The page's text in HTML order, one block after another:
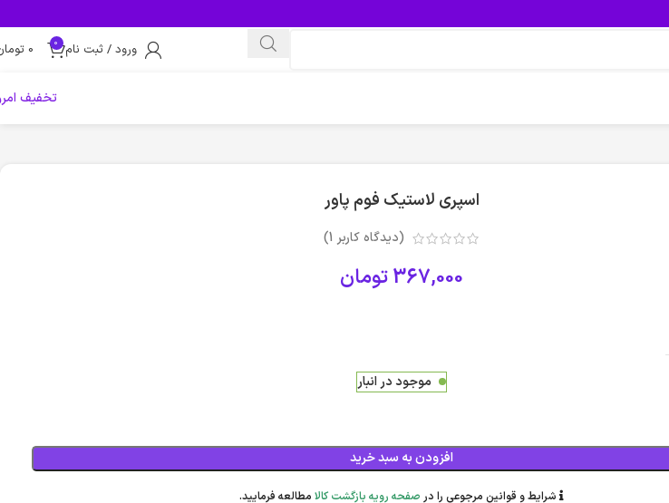
ورود / ثبت نام 0
0
تخفیف
اسپری لاستیک فوم پاور
(دیدگاه کاربر 1
)
367,000تومان
موجود در انبار
افزودن به سبد خرید
شرایط و قوانین مرجوعی را در صفحه رویه بازگشت کالا مطالعه فرمایید.